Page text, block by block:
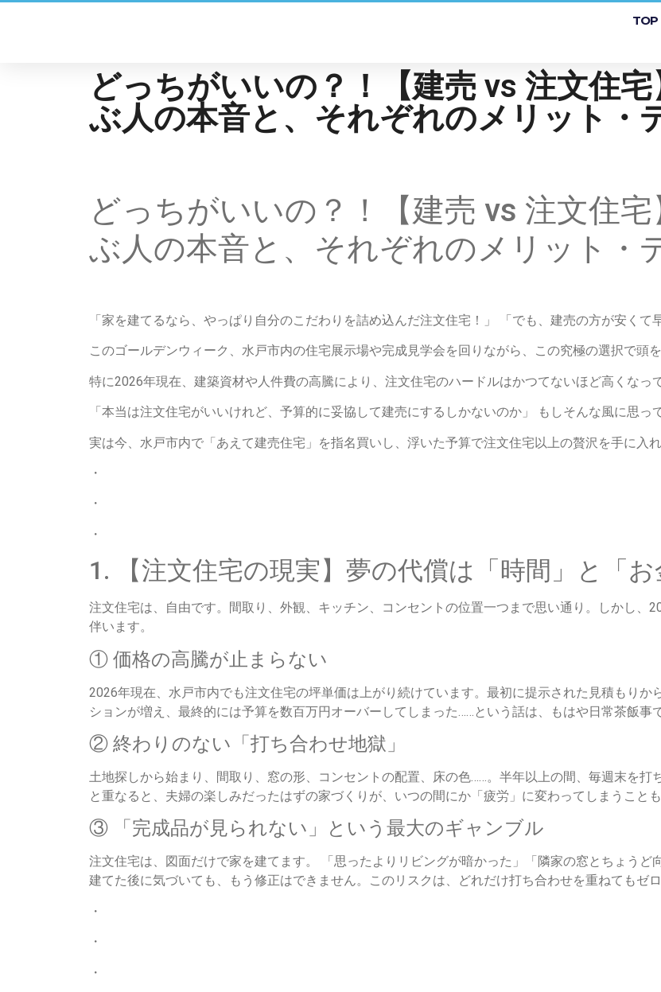
TOP
どっちがいいの？！【建売 vs 注文住
ぶ人の本音と、それぞれのメリット・
どっちがいいの？！【建売 vs 注文住
ぶ人の本音と、それぞれのメリット・
「家を建てるなら、やっぱり自分のこだわりを詰め込んだ注文住宅！」 「でも、建売の方が安くて
このゴールデンウィーク、水戸市内の住宅展示場や完成見学会を回りながら、この究極の選択で頭
特に2026年現在、建築資材や人件費の高騰により、注文住宅のハードルはかつてないほど高くなっ
「本当は注文住宅がいいけれど、予算的に妥協して建売にするしかないのか」 もしそんな風に思っ
実は今、水戸市内で「あえて建売住宅」を指名買いし、浮いた予算で注文住宅以上の贅沢を手に入
・
・
・
1. 【注文住宅の現実】夢の代償は「時間」と「
注文住宅は、自由です。間取り、外観、キッチン、コンセントの位置一つまで思い通り。しかし、
伴います。
① 価格の高騰が止まらない
2026年現在、水戸市内でも注文住宅の坪単価は上がり続けています。最初に提示された見積もり
ションが増え、最終的には予算を数百万円オーバーしてしまった……という話は、もはや日常茶飯事で
② 終わりのない「打ち合わせ地獄」
土地探しから始まり、間取り、窓の形、コンセントの配置、床の色……。半年以上の間、毎週末を打
と重なると、夫婦の楽しみだったはずの家づくりが、いつの間にか「疲労」に変わってしまうことも
③ 「完成品が見られない」という最大のギャンブル
注文住宅は、図面だけで家を建てます。 「思ったよりリビングが暗かった」「隣家の窓とちょうど
建てた後に気づいても、もう修正はできません。このリスクは、どれだけ打ち合わせを重ねてもゼロ
・
・
・